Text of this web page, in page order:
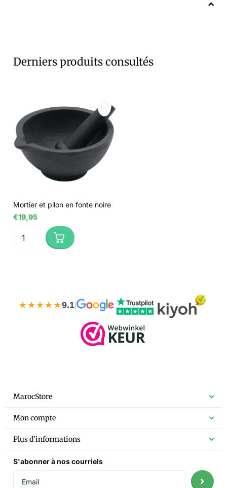
Derniers produits consultés
Mortier et pilon en fonte noire
€19,95
★★★★★9.1 |
MarocStore
Mon compte
Plus d'informations
S'abonner à nos courriels